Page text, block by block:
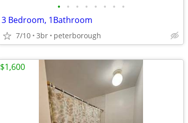
• • • • • • • •
3 Bedroom, 1Bathroom
7/10 3br peterborough
$1,600